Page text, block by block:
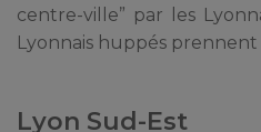
centre-ville” par les
Lyonnais huppés
Lyon Sud-Est